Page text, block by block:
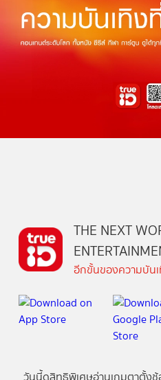
THE NEXT
อีกขั้นของความบัน